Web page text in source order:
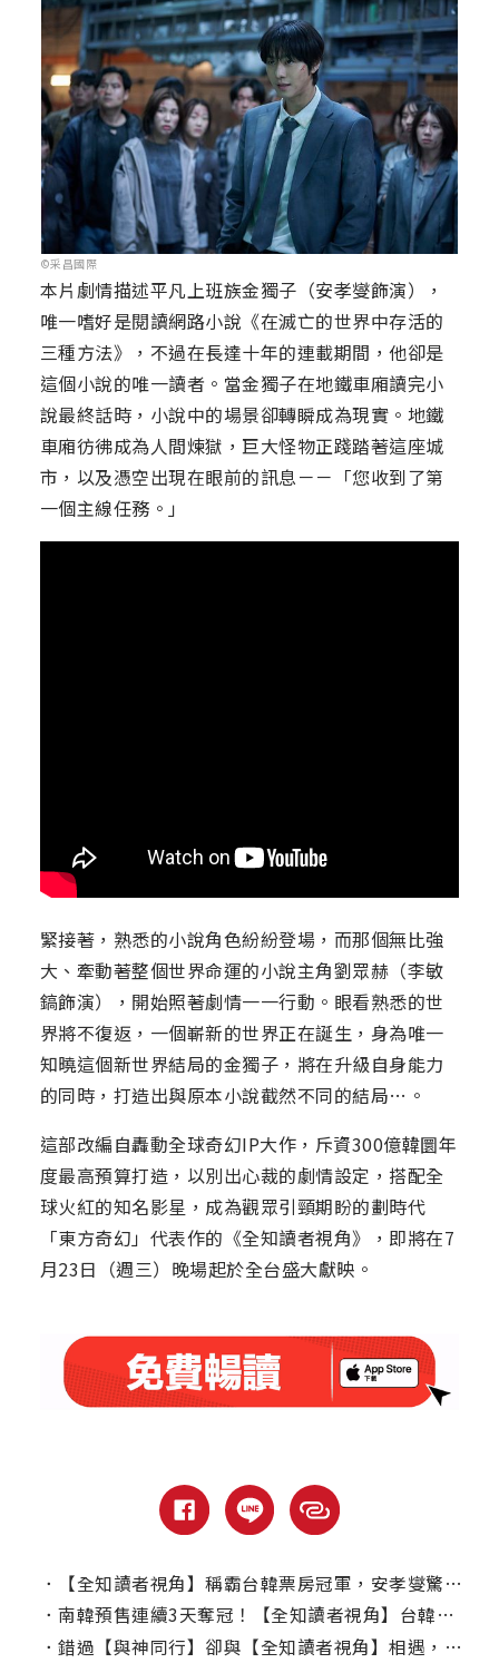
©采昌國際
本片劇情描述平凡上班族金獨子（安孝燮飾演），
唯一嗜好是閱讀網路小說《在滅亡的世界中存活的
三種方法》，不過在長達十年的連載期間，他卻是
這個小說的唯一讀者。當金獨子在地鐵車廂讀完小
說最終話時，小說中的場景卻轉瞬成為現實。地鐵
車廂彷彿成為人間煉獄，巨大怪物正踐踏著這座城
市，以及憑空出現在眼前的訊息－－「您收到了第
一個主線任務。」
緊接著，熟悉的小說角色紛紛登場，而那個無比強
大、牽動著整個世界命運的小說主角劉眾赫（李敏
鎬飾演），開始照著劇情一一行動。眼看熟悉的世
界將不復返，一個嶄新的世界正在誕生，身為唯一
知曉這個新世界結局的金獨子，將在升級自身能力
的同時，打造出與原本小說截然不同的結局…。
這部改編自轟動全球奇幻IP大作，斥資300億韓圜年
度最高預算打造，以別出心裁的劇情設定，搭配全
球火紅的知名影星，成為觀眾引頸期盼的劃時代
「東方奇幻」代表作的《全知讀者視角》，即將在7
月23日（週三）晚場起於全台盛大獻映。
．
【全知讀者視角】稱霸台韓票房冠軍，安孝燮驚吐「一度不想當演員」
． 南韓預售連續3天奪冠！【全知讀者視角】台韓群星搶看引爆話題
． 錯過【與神同行】卻與【全知讀者視角】相遇，李敏鎬親曝接演內幕